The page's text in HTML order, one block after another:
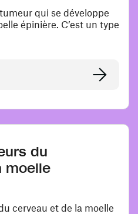
qui se développe
épinière. C’est un type
du
moelle
cerveau et de la moelle